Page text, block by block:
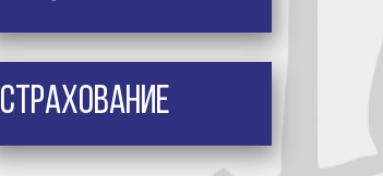
Страхование